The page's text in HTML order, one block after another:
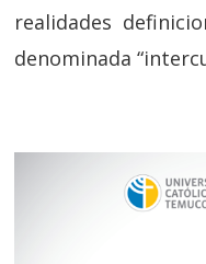
realidades
denominada